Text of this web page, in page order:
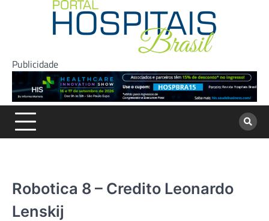
Publicidade
Robotica 8 – Credito Leonardo
Lenskij